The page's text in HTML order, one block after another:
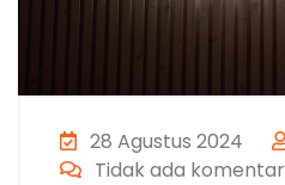
28 Agustus 2024
Tidak ada komentar